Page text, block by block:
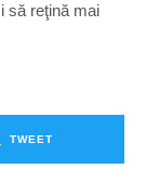
să reţină mai
TWEET